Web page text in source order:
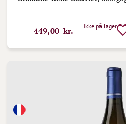
449,00 kr. Ikke på lager